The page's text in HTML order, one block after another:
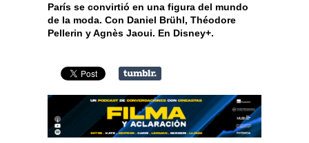
París se convirtió en una figura del mundo
de la moda. Con Daniel Brühl, Théodore
Pellerin y Agnès Jaoui. En Disney+.